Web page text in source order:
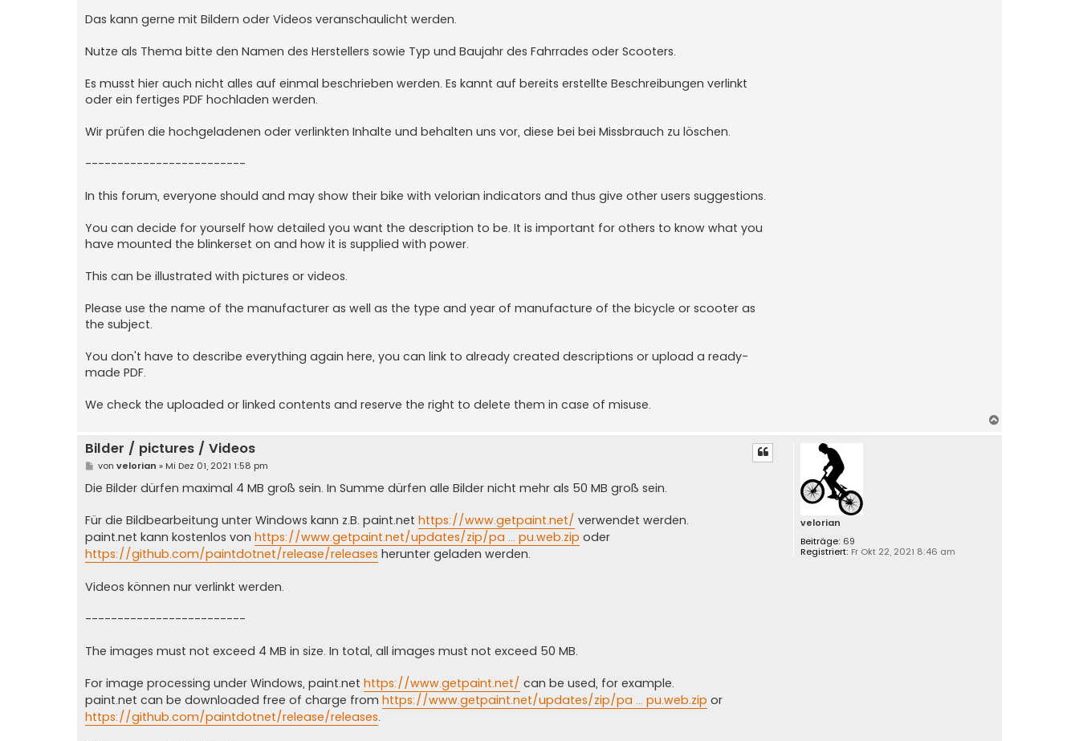
Das kann gerne mit Bildern oder Videos veranschaulicht werden.
Nutze als Thema bitte den Namen des Herstellers sowie Typ und Baujahr des Fahrrades oder Scooters.
Es musst hier auch nicht alles auf einmal beschrieben werden. Es kannt auf bereits erstellte Beschreibungen verlinkt
oder ein fertiges PDF hochladen werden.
Wir prüfen die hochgeladenen oder verlinkten Inhalte und behalten uns vor, diese bei bei Missbrauch zu löschen.
-------------------------
In this forum, everyone should and may show their bike with velorian indicators and thus give other users suggestions.
You can decide for yourself how detailed you want the description to be. It is important for others to know what you
have mounted the blinkerset on and how it is supplied with power.
This can be illustrated with pictures or videos.
Please use the name of the manufacturer as well as the type and year of manufacture of the bicycle or scooter as
the subject.
You don't have to describe everything again here, you can link to already created descriptions or upload a ready-
made PDF.
We check the uploaded or linked contents and reserve the right to delete them in case of misuse.
velorian
Beiträge: 69
Registriert: Fr Okt 22, 2021 8:46 am
Bilder / pictures / Videos
B
i
t
a
g
von velorian » Mi Dez 01, 2021 1:58 pm
Die Bilder dürfen maximal 4 MB groß sein. In Summe dürfen alle Bilder nicht mehr als 50 MB groß sein.
Für die Bildbearbeitung unter Windows kann z.B. paint.net https://www.getpaint.net/ verwendet werden.
paint.net kann kostenlos von https://www.getpaint.net/updates/zip/pa ... pu.web.zip oder
https://github.com/paintdotnet/release/releases herunter geladen werden.
Videos können nur verlinkt werden.
-------------------------
The images must not exceed 4 MB in size. In total, all images must not exceed 50 MB.
For image processing under Windows, paint.net https://www.getpaint.net/ can be used, for example.
paint.net can be downloaded free of charge from https://www.getpaint.net/updates/zip/pa ... pu.web.zip or
https://github.com/paintdotnet/release/releases.